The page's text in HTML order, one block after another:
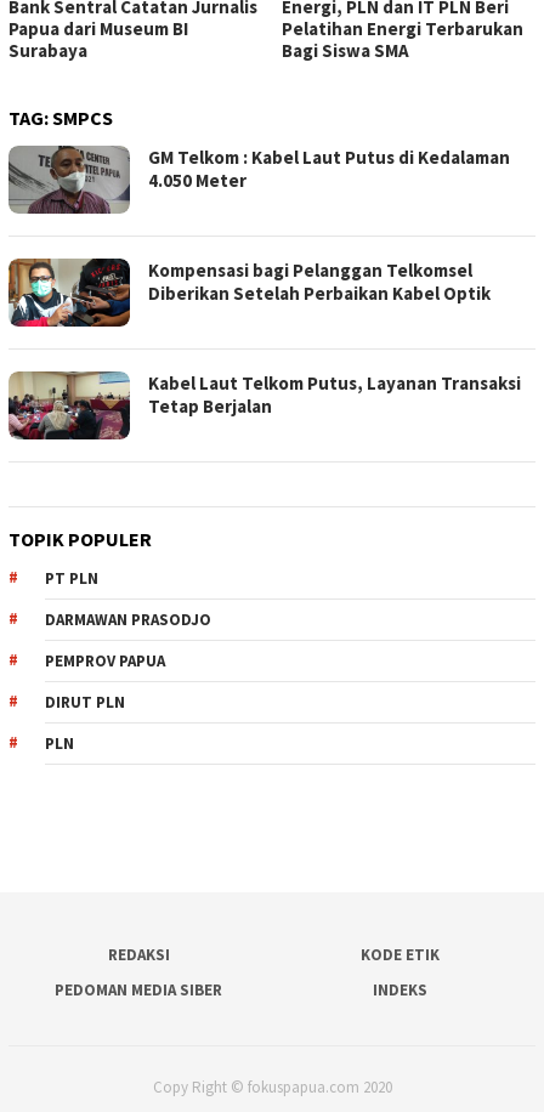
Bank Sentral Catatan Jurnalis
Papua dari Museum BI
Surabaya
Energi, PLN dan IT PLN Beri
Pelatihan Energi Terbarukan
Bagi Siswa SMA
TAG:SMPCS
GM Telkom : Kabel Laut Putus di Kedalaman
4.050 Meter
Kompensasi bagi Pelanggan Telkomsel
Diberikan Setelah Perbaikan Kabel Optik
Kabel Laut Telkom Putus, Layanan Transaksi
Tetap Berjalan
TOPIK POPULER
PT PLN
DARMAWAN PRASODJO
PEMPROV PAPUA
DIRUT PLN
PLN
REDAKSI
KODE ETIK
PEDOMAN MEDIA SIBER
INDEKS
Copy Right © fokuspapua.com 2020